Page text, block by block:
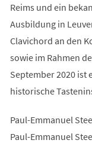
Reims und ein
Ausbildung in
Clavichord an den
sowie im Rahmen
September 2020 ist
historische
Paul-Emmanuel
Paul-Emmanuel